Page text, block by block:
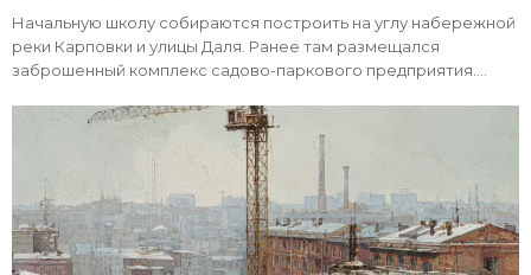
Начальную школу собираются построить на углу набережной
реки Карповки и улицы Даля. Ранее там размещался
заброшенный комплекс садово-паркового предприятия.